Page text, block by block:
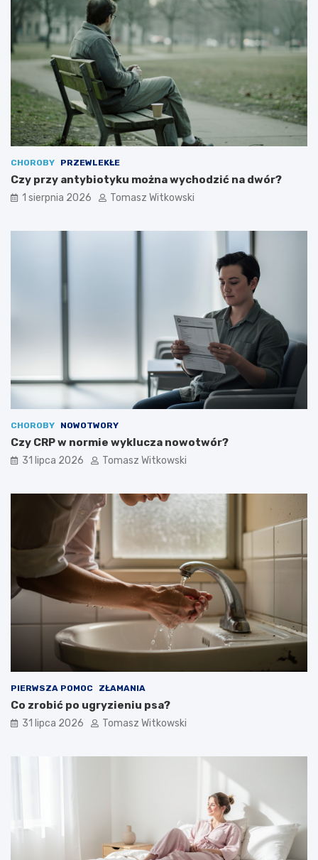
CHOROBY PRZEWLEKŁE
Czy przy antybiotyku można wychodzić na dwór?
1 sierpnia 2026 Tomasz Witkowski
CHOROBY NOWOTWORY
Czy CRP w normie wyklucza nowotwór?
31 lipca 2026 Tomasz Witkowski
PIERWSZA POMOC ZŁAMANIA
Co zrobić po ugryzieniu psa?
31 lipca 2026 Tomasz Witkowski